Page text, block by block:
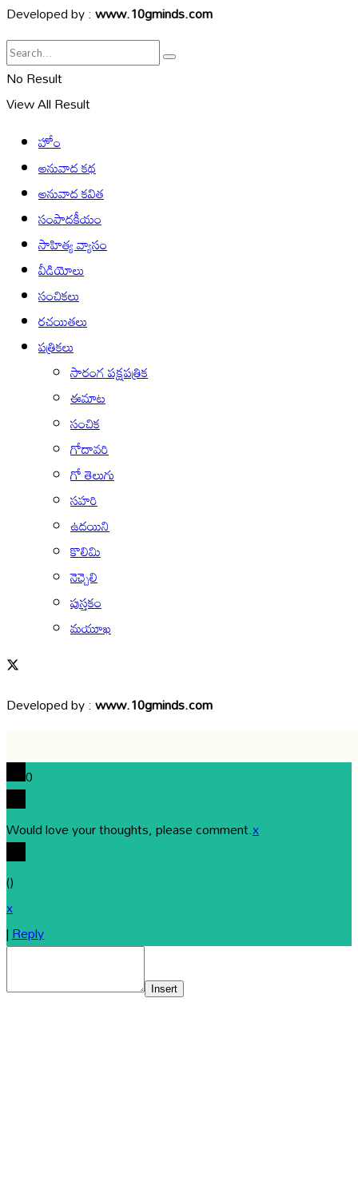
Developed by :www.10gminds.com
No Result
View All Result
హోం
అనువాద కథ
అనువాద కవిత
సంపాదకీయం
సాహిత్య వ్యాసం
వీడియోలు
సంచికలు
రచయితలు
పత్రికలు
సారంగ పక్షపత్రిక
ఈమాట
సంచిక
గోదావరి
గో తెలుగు
సహరి
ఉదయిని
కొలిమి
నెచ్చెలి
పుస్తకం
మయూఖ
Developed by :www.10gminds.com
0
Would love your thoughts, please comment.x
()
x
|Reply
Insert